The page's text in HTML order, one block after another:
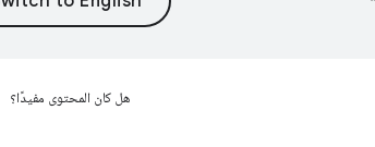
هل كان المحتوى مفيدًا؟